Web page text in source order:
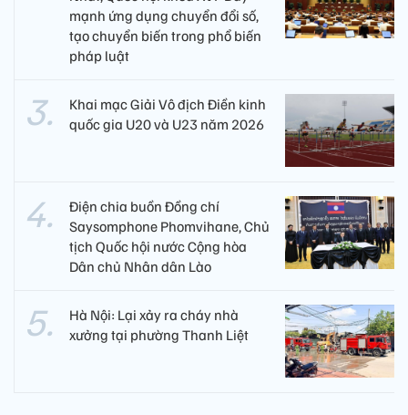
mạnh ứng dụng chuyển đổi số,
tạo chuyển biến trong phổ biến
pháp luật
Khai mạc Giải Vô địch Điền kinh
quốc gia U20 và U23 năm 2026
Điện chia buồn Đồng chí
Saysomphone Phomvihane, Chủ
tịch Quốc hội nước Cộng hòa
Dân chủ Nhân dân Lào
Hà Nội: Lại xảy ra cháy nhà
xưởng tại phường Thanh Liệt